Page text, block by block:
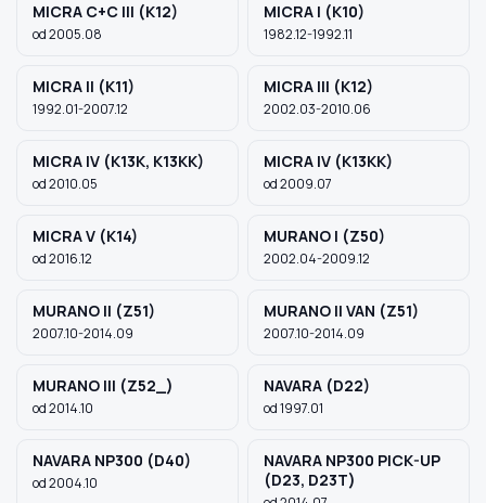
MICRA C+C III (K12)
od 2005.08
MICRA I (K10)
1982.12-1992.11
MICRA II (K11)
1992.01-2007.12
MICRA III (K12)
2002.03-2010.06
MICRA IV (K13K, K13KK)
od 2010.05
MICRA IV (K13KK)
od 2009.07
MICRA V (K14)
od 2016.12
MURANO I (Z50)
2002.04-2009.12
MURANO II (Z51)
2007.10-2014.09
MURANO II VAN (Z51)
2007.10-2014.09
MURANO III (Z52_)
od 2014.10
NAVARA (D22)
od 1997.01
NAVARA NP300 (D40)
od 2004.10
NAVARA NP300 PICK-UP
(D23, D23T)